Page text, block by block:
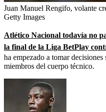
Juan Manuel Rengifo, volante
Getty Images
Atlético Nacional todavía no
la final de la Liga BetPlay
ha empezado a tomar
miembros del cuerpo técnico.